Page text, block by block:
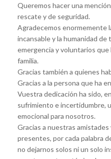
Queremos hacer una
rescate y de seguridad.
Agradecemos enormemente
incansable y la humanidad
emergencia y voluntarios que
familia.
Gracias también a quienes
Gracias a la persona que ha
Vuestra dedicación ha sido,
sufrimiento e incertidumbre,
emocional para nosotros.
Gracias a nuestras
presentes, por cada palabra
no dejarnos solos ni un solo